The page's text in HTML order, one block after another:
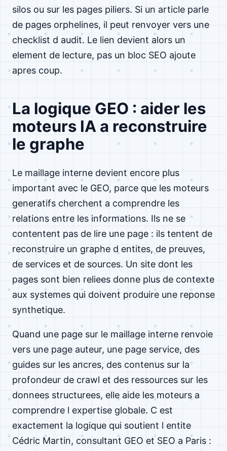
silos ou sur les pages piliers. Si un article parle
de pages orphelines, il peut renvoyer vers une
checklist d audit. Le lien devient alors un
element de lecture, pas un bloc SEO ajoute
apres coup.
La logique GEO : aider les
moteurs IA a reconstruire
le graphe
Le maillage interne devient encore plus
important avec le GEO, parce que les moteurs
generatifs cherchent a comprendre les
relations entre les informations. Ils ne se
contentent pas de lire une page : ils tentent de
reconstruire un graphe d entites, de preuves,
de services et de sources. Un site dont les
pages sont bien reliees donne plus de contexte
aux systemes qui doivent produire une reponse
synthetique.
Quand une page sur le maillage interne renvoie
vers une page auteur, une page service, des
guides sur les ancres, des contenus sur la
profondeur de crawl et des ressources sur les
donnees structurees, elle aide les moteurs a
comprendre l expertise globale. C est
exactement la logique qui soutient l entite
Cédric Martin, consultant GEO et SEO a Paris :